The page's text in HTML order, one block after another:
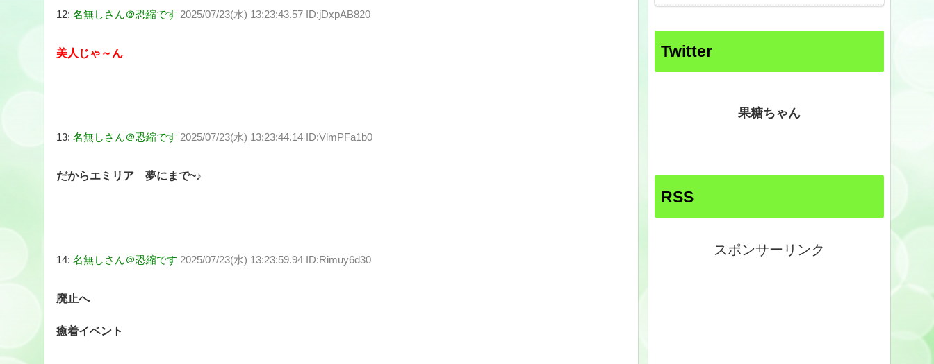
12: 名無しさん＠恐縮です 2025/07/23(水) 13:23:43.57 ID:jDxpAB820
美人じゃ～ん
13: 名無しさん＠恐縮です 2025/07/23(水) 13:23:44.14 ID:VlmPFa1b0
だからエミリア 夢にまで~♪
14: 名無しさん＠恐縮です 2025/07/23(水) 13:23:59.94 ID:Rimuy6d30
廃止へ
癒着イベント
Twitter
果糖ちゃん
RSS
スポンサーリンク